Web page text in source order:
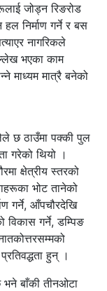
जोड्न रिङरोड
निर्माण गर्ने र बस
नागरिकले
भएका काम
माध्यम मात्रै बनेको
छ ठाउँमा पक्की पुल
गरेको थियो ।
क्षेत्रीय स्तरको
भोट तानेको
गर्ने, आँपचौरदेखि
विकास गर्ने, डम्पिङ
हुन् ।
बाँकी तीनओटा